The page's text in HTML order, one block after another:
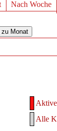
Nach Woche
zu Monat
Aktive
Alle